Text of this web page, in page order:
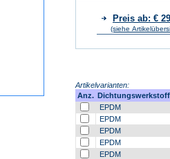
Preis ab: €
(siehe
Artikelvarianten:
Anz. Dichtungswerkstoff
EPDM
EPDM
EPDM
EPDM
EPDM